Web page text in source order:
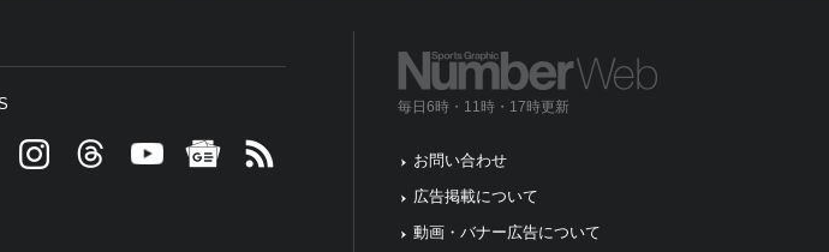
毎日6時・11時・17時更新
お問い合わせ
広告掲載について
動画・バナー広告について